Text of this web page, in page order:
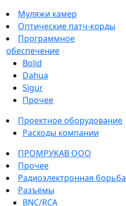
Муляжи камер
Оптические патч-корды
Программное
обеспечение
Bolid
Dahua
Sigur
Прочее
Проектное оборудование
Расходы компании
ПРОМРУКАВ ООО
Прочее
Радиоэлектронная борьба
Разъёмы
BNC/RCA